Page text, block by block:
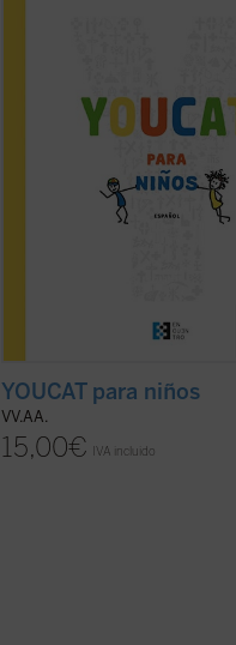
que se pretenda abarcar la
YOUCAT para niños
VV.AA.
15,00€ IVA incluido